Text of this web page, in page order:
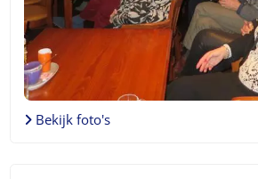
Bekijk foto's